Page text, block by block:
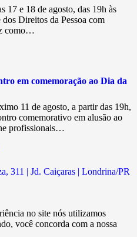
e 18 de agosto, das 19h às
Direitos da Pessoa com
como…
em comemoração ao Dia da
11 de agosto, a partir das 19h,
comemorativo em alusão ao
profissionais…
311 | Jd. Caiçaras | Londrina/PR
no site nós utilizamos
você concorda com a nossa